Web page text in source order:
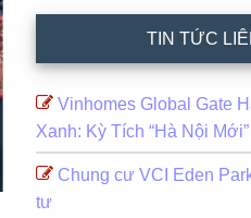
TIN TỨC
Vinhomes Global Gate
Xanh: Kỳ Tích “Hà Nội Mới”
Chung cư VCI Eden
tư